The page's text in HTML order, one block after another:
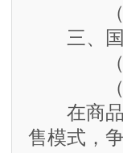
（三
三、国
（一）
（二
在商品
售模式，